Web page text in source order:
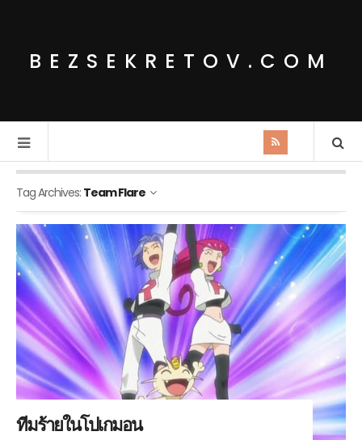
BEZSEKRETOV.COM
Tag Archives: Team Flare
ทีมร้ายในโปเกมอน